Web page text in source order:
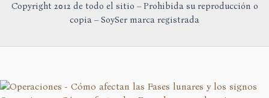
Copyright 2012 de todo el sitio – Prohibida su reproducción o
copia – SoySer marca registrada